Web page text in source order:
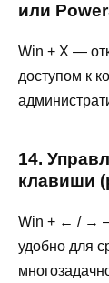
или
Win + X —
доступом к
14.
клавиши
Win + ← / → —
удобно для